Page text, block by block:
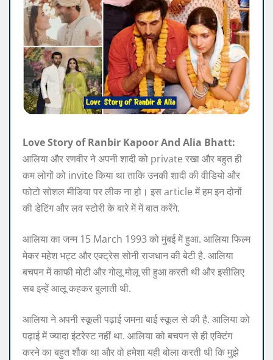
Love Story of Ranbir Kapoor And Alia Bhatt:
आलिया और रणवीर ने अपनी शादी को private रखा और बहुत ही
कम लोगों को invite किया था ताकि उनकी शादी की वीडियो और
फोटो सोशल मीडिया पर लीक ना हो। इस article में हम इन दोनों
की डेटिंग और लव स्टोरी के बारे में में बात करेंगे.
आलिया का जन्म 15 March 1993 को मुंबई में हुआ. आलिया फिल्म
मेकर महेश भट्ट और एक्ट्रेस सोनी राजधान की बेटी है. आलिया
बचपन में काफी मोटी और गोलू मोलू सी हुआ करती थी और इसीलिए
सब इन्हें आलू कहकर बुलाती थी.
आलिया ने अपनी स्कूली पढ़ाई जमना बाई स्कूल से की है. आलिया को
पढ़ाई में ज्यादा इंटरेस्ट नहीं था. आलिया को बचपन से ही एक्टिंग
करने का बहुत शौक था और वो हमेशा यही बोला करती थी कि मुझे